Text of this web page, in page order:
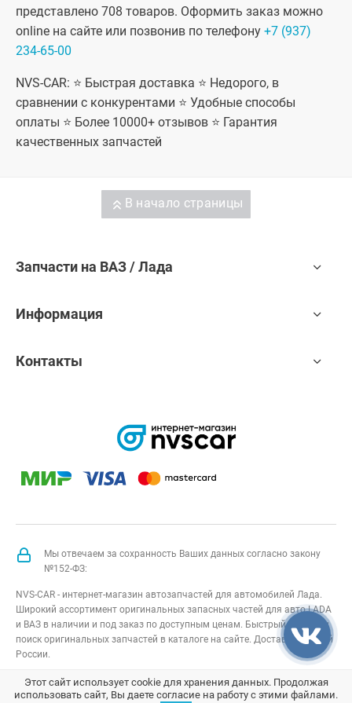
представлено 708 товаров. Оформить заказ можно
online на сайте или позвонив по телефону +7 (937)
234-65-00
NVS-CAR: ⭐ Быстрая доставка ⭐ Недорого, в
сравнении с конкурентами ⭐ Удобные способы
оплаты ⭐ Более 10000+ отзывов ⭐ Гарантия
качественных запчастей
В начало страницы
Запчасти на ВАЗ / Лада
Информация
Контакты
Мы отвечаем за сохранность Ваших данных согласно закону
№152-ФЗ:
NVS-CAR - интернет-магазин автозапчастей для автомобилей Лада.
Широкий ассортимент оригинальных запасных частей для авто LADA
и ВАЗ в наличии и под заказ по доступным ценам. Быстрый подбор и
поиск оригинальных запчастей в каталоге на сайте. Доставка по всей
России.
NVS-CAR© 2014 –2026Все права защищеныкарта сайта;
Договор оферта; Политика конфиденциальности
Этот сайт использует cookie для хранения данных. Продолжая
использовать сайт, Вы даете согласие на работу с этими файлами.